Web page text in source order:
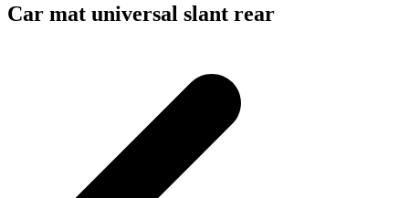
Car mat universal slant rear